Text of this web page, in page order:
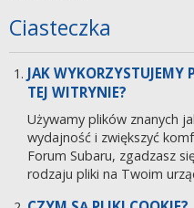
Ciasteczka
JAK WYKORZYSTUJEMY
TEJ WITRYNIE?
Używamy plików znanych
wydajność i zwiększyć
Forum Subaru, zgadzasz
rodzaju pliki na Twoim